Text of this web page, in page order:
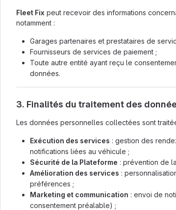
Fleet Fix peut recevoir des informations
notamment :
Garages partenaires et prestataires de
Fournisseurs de services de paiement ;
Toute autre entité ayant reçu le
données.
3. Finalités du traitement des
Les données personnelles collectées sont
Exécution des services : gestion des
notifications liées au véhicule ;
Sécurité de la Plateforme : prévention de
Amélioration des services :
préférences ;
Marketing et communication : envoi de
consentement préalable) ;